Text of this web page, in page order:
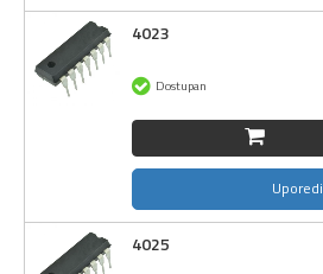
4023
Dostupan
Uporedi
4025